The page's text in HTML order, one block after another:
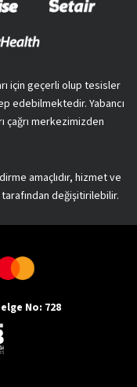
için geçerli olup tesisler
edebilmektedir. Yabancı
çağrı merkezimizden
amaçlıdır, hizmet ve
değişitirilebilir.
No: 728